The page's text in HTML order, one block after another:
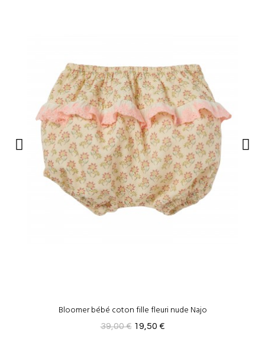
Bloomer bébé coton fille fleuri nude Najo
39,00 € 19,50 €